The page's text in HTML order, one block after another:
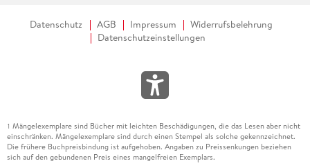
Datenschutz AGB Impressum
Widerrufsbelehrung
Datenschutzeinstellungen
1 Mängelexemplare sind Bücher mit leichten Beschädigungen, die das Lesen aber nicht
einschränken. Mängelexemplare sind durch einen Stempel als solche gekennzeichnet.
Die frühere Buchpreisbindung ist aufgehoben. Angaben zu Preissenkungen beziehen
sich auf den gebundenen Preis eines mangelfreien Exemplars.